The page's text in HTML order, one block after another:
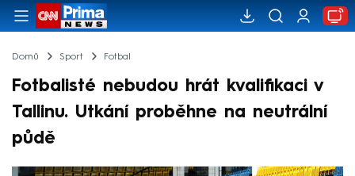
Domů Sport Fotbal
Fotbalisté nebudou hrát kvalifikaci v
Tallinu. Utkání proběhne na neutrální
půdě